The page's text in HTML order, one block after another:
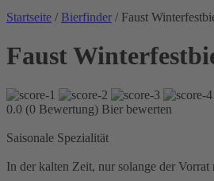
Startseite / Bierfinder / Faust
Faust
0.0 (0 Bewertung) Bier bewerten
Saisonale Spezialität
In der kalten Zeit, nur solange der Vorrat